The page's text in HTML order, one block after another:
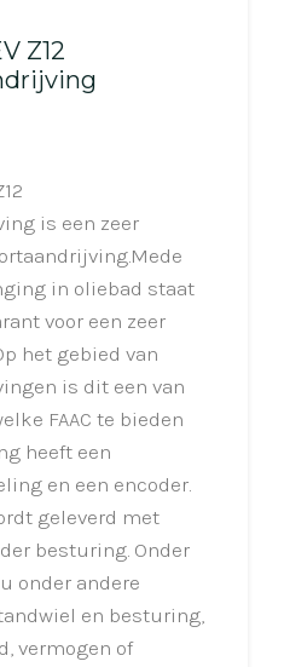
Z12
is een zeer
in oliebad staat
voor een zeer
het gebied van
is dit een van
FAAC te bieden
heeft een
en een encoder.
geleverd met
besturing. Onder
onder andere
en besturing,
vermogen of